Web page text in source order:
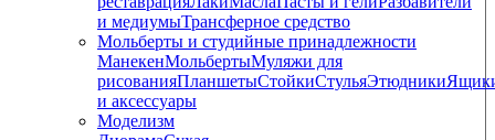
и медиумыТрансферное средство
Мольберты и студийные принадлежности
МанекенМольбертыМуляжи для
рисованияПланшетыСтойкиСтульяЭтюдники
и аксессуары
Моделизм